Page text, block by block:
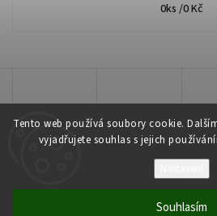
Tento web používá soubory cookie.
vyjadřujete souhlas s jejich
Souhlasím
0ks /0 Kč
Lakkis Toner.